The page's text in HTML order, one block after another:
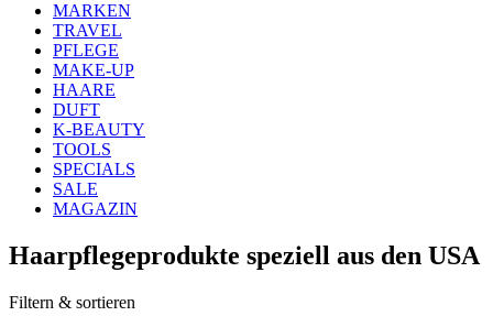
MARKEN
TRAVEL
PFLEGE
MAKE-UP
HAARE
DUFT
K-BEAUTY
TOOLS
SPECIALS
SALE
MAGAZIN
Haarpflegeprodukte speziell aus den USA
Filtern & sortieren